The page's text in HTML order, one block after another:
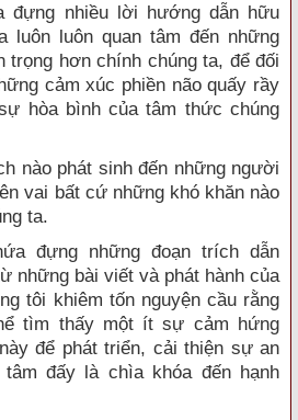
đựng nhiều lời hướng dẫn hữu
luôn luôn quan tâm đến những
trọng hơn chính chúng ta, để đối
cảm xúc phiền não quấy rầy
hòa bình của tâm thức chúng
nào phát sinh đến những người
vai bất cứ những khó khăn nào
ta.
đựng những đoạn trích dẫn
những bài viết và phát hành của
tôi khiêm tốn nguyện cầu rằng
tìm thấy một ít sự cảm hứng
để phát triển, cải thiện sự an
đấy là chìa khóa đến hạnh